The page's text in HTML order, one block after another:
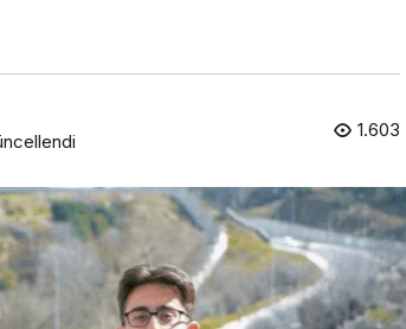
1.603
Mürsel Ferhat Sağlam Tek
Rumeli Tv’de Marka
Atölyesi Programına Konuk
Oldu